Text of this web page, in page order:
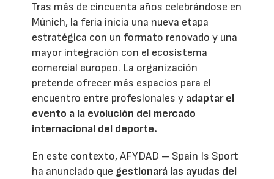
Tras más de cincuenta años celebrándose en
Múnich, la feria inicia una nueva etapa
estratégica con un formato renovado y una
mayor integración con el ecosistema
comercial europeo. La organización
pretende ofrecer más espacios para el
encuentro entre profesionales y adaptar el
evento a la evolución del mercado
internacional del deporte.
En este contexto, AFYDAD – Spain Is Sport
ha anunciado que gestionará las ayudas del